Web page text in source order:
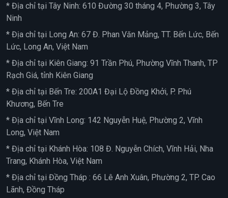
* Địa chỉ tại Tây Ninh: 610 Đường 30 tháng 4, Phường 3, Tây
Ninh
* Địa chỉ tại Long An: 67 Đ. Phan Văn Mảng, TT. Bến Lức, Bến
Lức, Long An, Việt Nam
* Địa chỉ tại Kiên Giang: 91 Trần Phú, Phường Vĩnh Thanh, TP
Rạch Giá, tỉnh Kiên Giang
* Địa chỉ tại Bến Tre: 200A1 Đại Lộ Đồng Khởi, P. Phú
Khương, Bến Tre
* Địa chỉ tại Vĩnh Long: 142 Nguyễn Huệ, Phường 2, Vĩnh
Long, Việt Nam
* Địa chỉ tại Khánh Hòa: 108 Đ. Nguyễn Chích, Vĩnh Hải, Nha
Trang, Khánh Hòa, Việt Nam
* Địa chỉ tại Đồng Tháp : 66 Lê Anh Xuân, Phường 2, TP. Cao
Lãnh, Đồng Tháp